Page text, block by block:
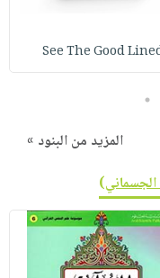
See The Good
5
المزيد من البنود »
)